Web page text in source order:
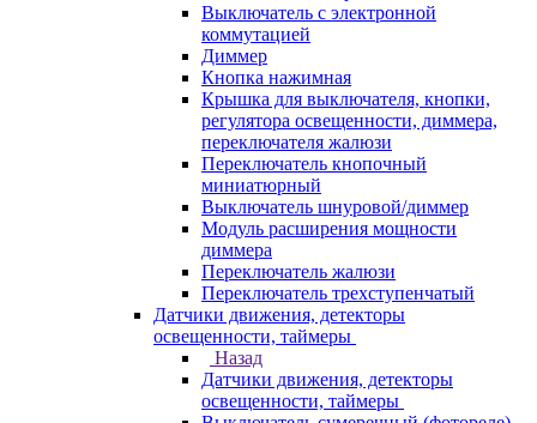
Выключатель с электронной
коммутацией
Диммер
Кнопка нажимная
Крышка для выключателя, кнопки,
регулятора освещенности, диммера,
переключателя жалюзи
Переключатель кнопочный
миниатюрный
Выключатель шнуровой/диммер
Модуль расширения мощности
диммера
Переключатель жалюзи
Переключатель трехступенчатый
Датчики движения, детекторы
освещенности, таймеры
Назад
Датчики движения, детекторы
освещенности, таймеры